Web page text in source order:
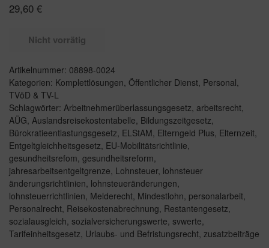
29,60 €
Nicht vorrätig
Artikelnummer: 08898-0024
Kategorien: Komplettlösungen, Öffentlicher Dienst, Personal,
TVöD & TV-L
Schlagwörter: Arbeitnehmerüberlassungsgesetz, arbeitsrecht,
AÜG, Auslandsreisekostentabelle, Bildungszeitgesetz,
Bürokratieentlastungsgesetz, ELStAM, Elterngeld Plus, Elternzeit,
Entgeltgleichheitsgesetz, EU-Mobilitätsrichtlinie,
gesundheitsrefom, gesundheitsreform,
jahresarbeitsentgeltgrenze, Lohnsteuer, lohnsteuer
änderungsrichtlinien, lohnsteueränderungen,
lohnsteuerrichtlinien, Melderecht, Mindestlohn, personalarbeit,
Personalrecht, Reisekostenabrechnung, Restantengesetz,
sozialausgleich, sozialversicherungswerte, svwerte,
Tarifeinheitsgesetz, Urlaubs- und Befristungsrecht, zusatzbeiträge